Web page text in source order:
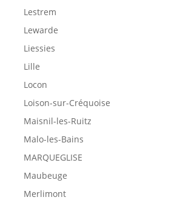
Lestrem
Lewarde
Liessies
Lille
Locon
Loison-sur-Créquoise
Maisnil-les-Ruitz
Malo-les-Bains
MARQUEGLISE
Maubeuge
Merlimont